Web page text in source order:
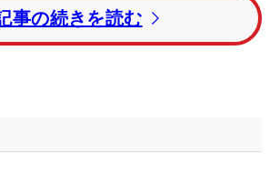
ラブを問うと「断然、パターだと
ッパリ。読みづらいコーライ芝に昨
に）ついても、ここのコースは難
で読みづらいし、いいところに打
事の続きを読む